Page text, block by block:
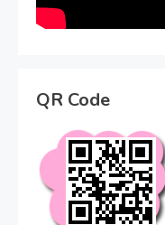
QR Code